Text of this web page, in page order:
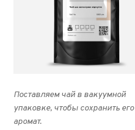
Поставляем чай в вакуумной
упаковке, чтобы сохранить его
аромат.